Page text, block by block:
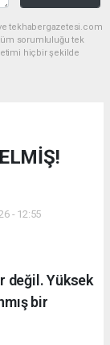
tekhabergazetesi.com
sorumluluğu tek
hiçbir şekilde
- 12:55
değil. Yüksek
bir